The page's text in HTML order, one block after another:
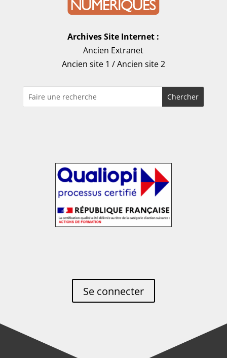
Archives Site Internet :
Ancien Extranet
Ancien site 1 /Ancien site 2
Se connecter